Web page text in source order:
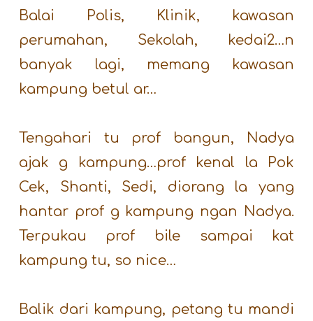
Balai Polis, Klinik, kawasan
perumahan, Sekolah, kedai2…n
banyak lagi, memang kawasan
kampung betul ar…
Tengahari tu prof bangun, Nadya
ajak g kampung…prof kenal la Pok
Cek, Shanti, Sedi, diorang la yang
hantar prof g kampung ngan Nadya.
Terpukau prof bile sampai kat
kampung tu, so nice…
Balik dari kampung, petang tu mandi